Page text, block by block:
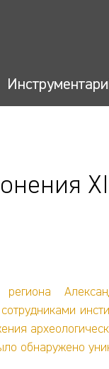
региона
обнаружено